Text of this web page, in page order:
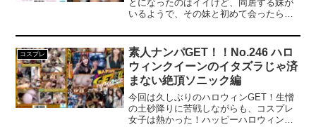
ー登録などキャンペーンの詳細は、特設
ページでご確認ください。【注意事
ペーン期間中に特設ページでエントリー
が必要です。・キャンペーン期間中、第○
弾ごとに対象商品は入れ替わります。・
月額動画はキャンペーン対象外です。-----
------------------------------------------------------------
-----
とは考えられなくて…」知れば知るほど
もっと彼女のことを知りたくなる魅力的
がAVのカメラの前にいる理由。敏感なカ
ラダがビクビク反応！久しぶりの挿入！
いきなりおもらし！？大量顔射で精子ま
みれ！人生でもちろん初の3P…文字だけ
では伝えきれない、27歳 地方局アナの魅
力満載のデビュー作！じっくりとアナタ
の目で確かめてください！
とになったのはイイけど、同居する妹が
いるようで、その妹と初めて会ったら天
高の妹と遭遇。ただ…彼女と正反対でチ
ンポ好きの思春期J系の本性が露わにな
り、全力でおっぱい誘惑してくるノーブ
ラ小悪魔でした。彼女がすぐ傍にいるの
に…こんな試練アリかっ！？
コスプレ
素人ナンパGET！！No.246 ハロ
ウィンクイーンのイタズラじゃ済
まない絶頂ソニック編
今回は久しぶりのハロウィンGET！生憎
の土砂降りに苦戦しながらも、コスプレ
女子は熱かった！ハッピーハロウィンム